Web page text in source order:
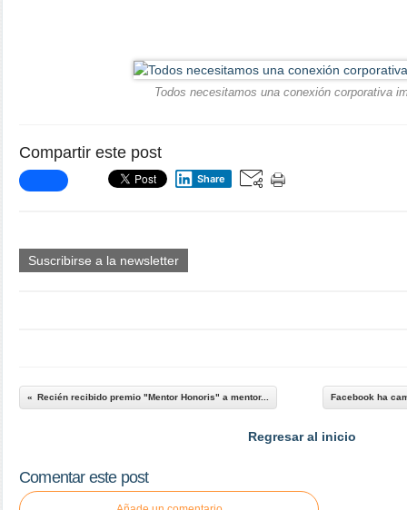
Todos necesitamos una conexión corporativa
Compartir este post
Share
Suscribirse a la newsletter
Recién recibido premio "Mentor Honoris" a mentor... Facebook ha
Regresar al inicio
Comentar este post